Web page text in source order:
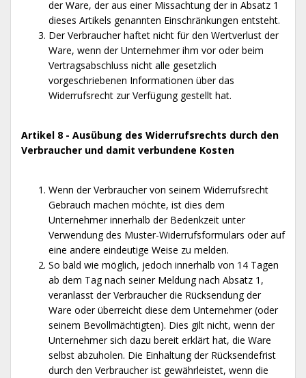
der Ware, der aus einer Missachtung der in Absatz 1
dieses Artikels genannten Einschränkungen entsteht.
Der Verbraucher haftet nicht für den Wertverlust der
Ware, wenn der Unternehmer ihm vor oder beim
Vertragsabschluss nicht alle gesetzlich
vorgeschriebenen Informationen über das
Widerrufsrecht zur Verfügung gestellt hat.
Artikel 8 - Ausübung des Widerrufsrechts durch den
Verbraucher und damit verbundene Kosten
Wenn der Verbraucher von seinem Widerrufsrecht
Gebrauch machen möchte, ist dies dem
Unternehmer innerhalb der Bedenkzeit unter
Verwendung des Muster-Widerrufsformulars oder auf
eine andere eindeutige Weise zu melden.
So bald wie möglich, jedoch innerhalb von 14 Tagen
ab dem Tag nach seiner Meldung nach Absatz 1,
veranlasst der Verbraucher die Rücksendung der
Ware oder überreicht diese dem Unternehmer (oder
seinem Bevollmächtigten). Dies gilt nicht, wenn der
Unternehmer sich dazu bereit erklärt hat, die Ware
selbst abzuholen. Die Einhaltung der Rücksendefrist
durch den Verbraucher ist gewährleistet, wenn die